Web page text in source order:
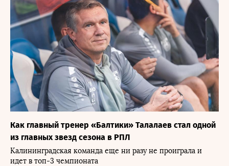
Как главный тренер «Балтики» Талалаев стал одной
из главных звезд сезона в РПЛ
Калининградская команда еще ни разу не проиграла и
идет в топ-3 чемпионата